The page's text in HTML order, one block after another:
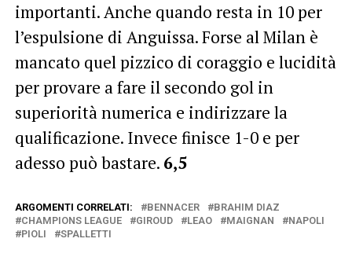
importanti. Anche quando resta in 10 per
l’espulsione di Anguissa. Forse al Milan è
mancato quel pizzico di coraggio e lucidità
per provare a fare il secondo gol in
superiorità numerica e indirizzare la
qualificazione. Invece finisce 1-0 e per
adesso può bastare. 6,5
ARGOMENTI CORRELATI: BENNACER
BRAHIM DIAZ
CHAMPIONS LEAGUE
GIROUD LEAO MAIGNAN
NAPOLI
PIOLI
SPALLETTI